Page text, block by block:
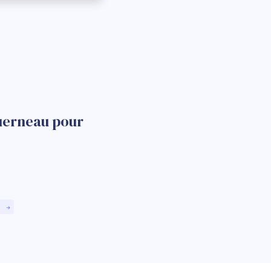
pour